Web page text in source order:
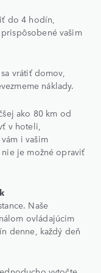
do 4 hodín,
vašim
vrátiť domov,
náklady.
ako 80 km od
v hoteli,
i vašim
je možné opraviť
Naše
ovládajúcim
denne, každý deň